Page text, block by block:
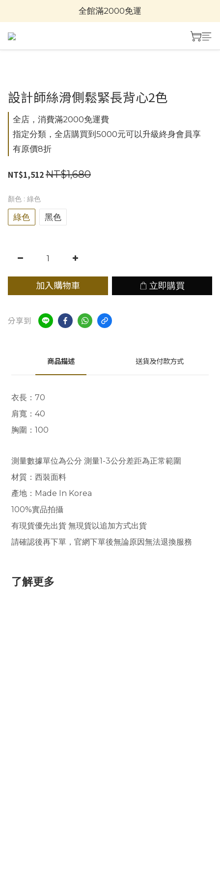
全館滿2000免運
設計師絲滑側鬆緊長背心2色
全店，消費滿2000免運費
指定分類，全店購買到5000元可以升級終身會員享
有原價8折
NT$1,512NT$1,680
顏色 : 綠色
綠色 黑色
加入購物車 立即購買
分享到
商品描述 送貨及付款方式
衣長 ：70
肩寬 ：40
胸圍：100
測量數據單位為公分 測量1-3公分差距為正常範圍
材質 ：西裝面料
產地：Made In Korea
100%實品拍攝
有現貨優先出貨 無現貨以追加方式出貨
請確認後再下單，官網下單後無論原因無法退換服務
了解更多